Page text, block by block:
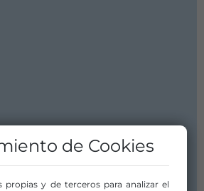
CULTURALES
CULTURALES
de Cookies
propias y de terceros para analizar el